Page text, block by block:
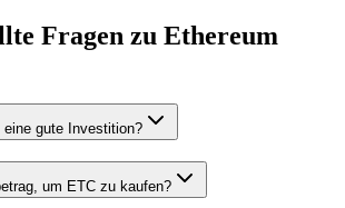
Fragen zu Ethereum
gute Investition?
um ETC zu kaufen?